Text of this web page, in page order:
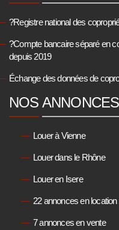
?Registre national des
?Compte bancaire séparé en
depuis 2019
Échange des données de
NOS
Louer à Vienne
Louer dans le Rhône
Louer en Isere
22 annonces en location
7 annonces en vente